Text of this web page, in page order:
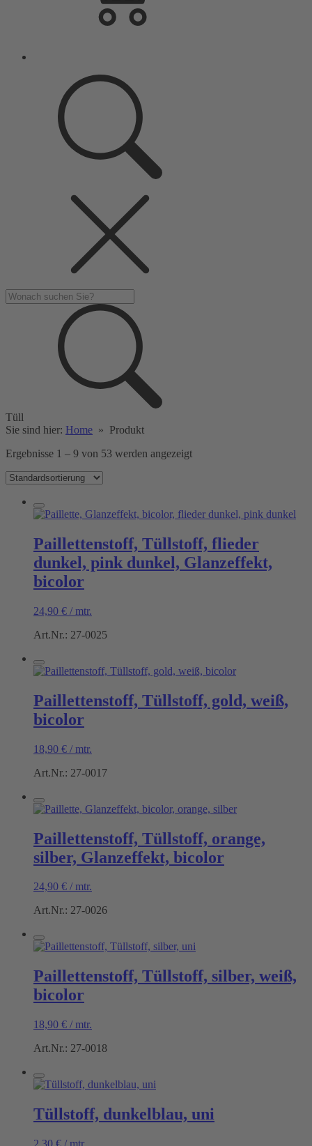
Tüll
Sie sind hier: Home » Produkt
Ergebnisse 1 – 9 von 53 werden angezeigt
Paillettenstoff, Tüllstoff, flieder
dunkel, pink dunkel, Glanzeffekt,
bicolor
24,90 € / mtr.
Art.Nr.: 27-0025
Paillettenstoff, Tüllstoff, gold, weiß,
bicolor
18,90 € / mtr.
Art.Nr.: 27-0017
Paillettenstoff, Tüllstoff, orange,
silber, Glanzeffekt, bicolor
24,90 € / mtr.
Art.Nr.: 27-0026
Paillettenstoff, Tüllstoff, silber, weiß,
bicolor
18,90 € / mtr.
Art.Nr.: 27-0018
Tüllstoff, dunkelblau, uni
2,30 € / mtr.